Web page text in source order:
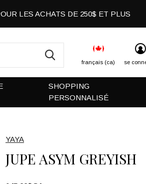
SHOPPING
PERSONNALISÉ
français (ca) se
LES ACHATS DE 250$ ET PLUS
YAYA
JUPE ASYM GREYISH